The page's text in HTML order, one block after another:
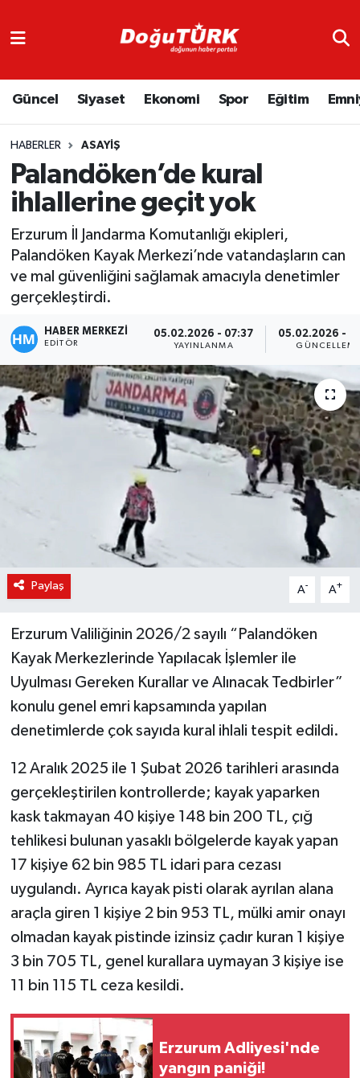
Güncel Siyaset Ekonomi Spor Eğitim
HABERLER ASAYIŞ
Palandöken’de kural
ihlallerine geçit yok
Erzurum İl Jandarma Komutanlığı ekipleri,
Palandöken Kayak Merkezi’nde vatandaşların can
ve mal güvenliğini sağlamak amacıyla denetimler
gerçekleştirdi.
HABER MERKEZİ
EDITÖR
05.02.2026 - 07:37
YAYINLANMA
05.02.2026 -
Paylaş A- A+
Erzurum Valiliğinin 2026/2 sayılı “Palandöken
Kayak Merkezlerinde Yapılacak İşlemler ile
Uyulması Gereken Kurallar ve Alınacak Tedbirler”
konulu genel emri kapsamında yapılan
denetimlerde çok sayıda kural ihlali tespit edildi.
12 Aralık 2025 ile 1 Şubat 2026 tarihleri arasında
gerçekleştirilen kontrollerde; kayak yaparken
kask takmayan 40 kişiye 148 bin 200 TL, çığ
tehlikesi bulunan yasaklı bölgelerde kayak yapan
17 kişiye 62 bin 985 TL idari para cezası
uygulandı. Ayrıca kayak pisti olarak ayrılan alana
araçla giren 1 kişiye 2 bin 953 TL, mülki amir onayı
olmadan kayak pistinde izinsiz çadır kuran 1 kişiye
3 bin 705 TL, genel kurallara uymayan 3 kişiye ise
11 bin 115 TL ceza kesildi.
Erzurum Adliyesi'nde
yangın paniği!
Asayiş
Bölge
Eğitim
Ekonomi
GENEL
Güncel
KÜLTÜR-SANAT
Siyaset
Spor
Türkiye
Yaşam
Trafik Durumu
Süper Lig Puan Durumu ve Fikstür
Tüm Manşetler
Son Dakika Haberleri
Haber Arşivi